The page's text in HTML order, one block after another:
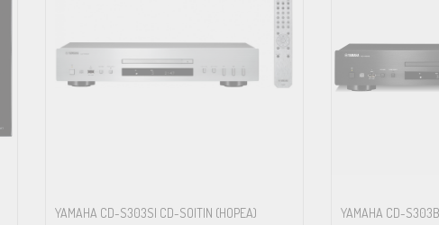
YAMAHA CD-S303SI CD-SOITIN (HOPEA) YAMAHA CD-